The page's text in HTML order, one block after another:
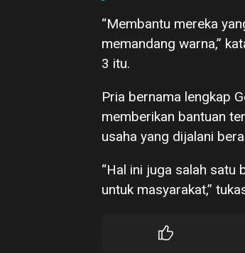
“Membantu mereka
memandang warna,”
3 itu.
Pria bernama lengkap
memberikan bantuan
usaha yang dijalani
“Hal ini juga salah satu
untuk masyarakat,”